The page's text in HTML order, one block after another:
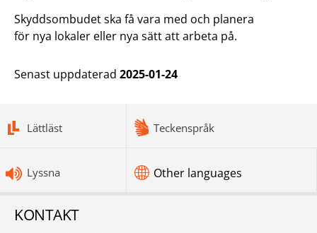
Skyddsombudet ska få vara med och planera
för nya lokaler eller nya sätt att arbeta på.
Senast uppdaterad 2025-01-24
Lättläst Teckenspråk
Lyssna Other languages
KONTAKT